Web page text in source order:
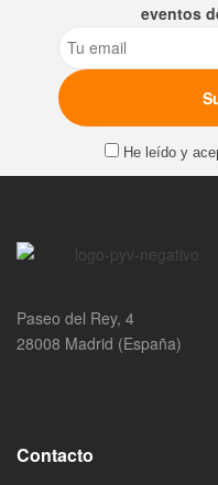
eventos
Email
He leído y
Paseo del Rey, 4
28008 Madrid (España)
Contacto